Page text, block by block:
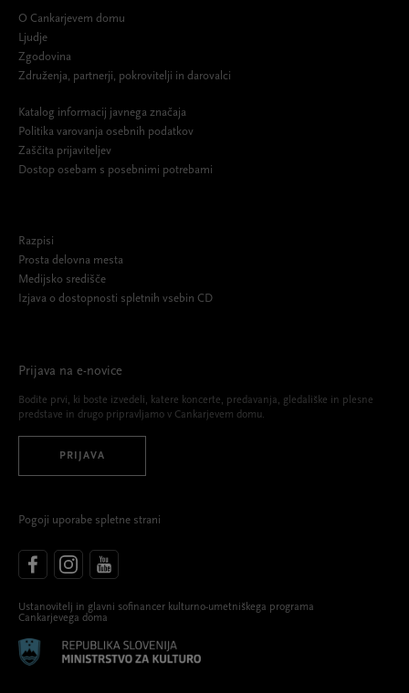
O Cankarjevem domu
Ljudje
Zgodovina
Združenja, partnerji, pokrovitelji in darovalci
Katalog informacij javnega značaja
Politika varovanja osebnih podatkov
Zaščita prijaviteljev
Dostop osebam s posebnimi potrebami
Razpisi
Prosta delovna mesta
Medijsko središče
Izjava o dostopnosti spletnih vsebin CD
Prijava na e-novice
Bodite prvi, ki boste izvedeli, katere koncerte, predavanja, gledališke in plesne
predstave in drugo pripravljamo v Cankarjevem domu.
PRIJAVA
Pogoji uporabe spletne strani
Ustanovitelj in glavni sofinancer kulturno-umetniškega programa
Cankarjevega doma